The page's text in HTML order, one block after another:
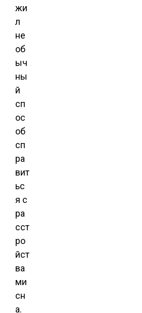
жи
л
не
об
ыч
ны
й
сп
ос
об
сп
ра
вит
ьс
я с
ра
сст
ро
йст
ва
ми
сн
а.